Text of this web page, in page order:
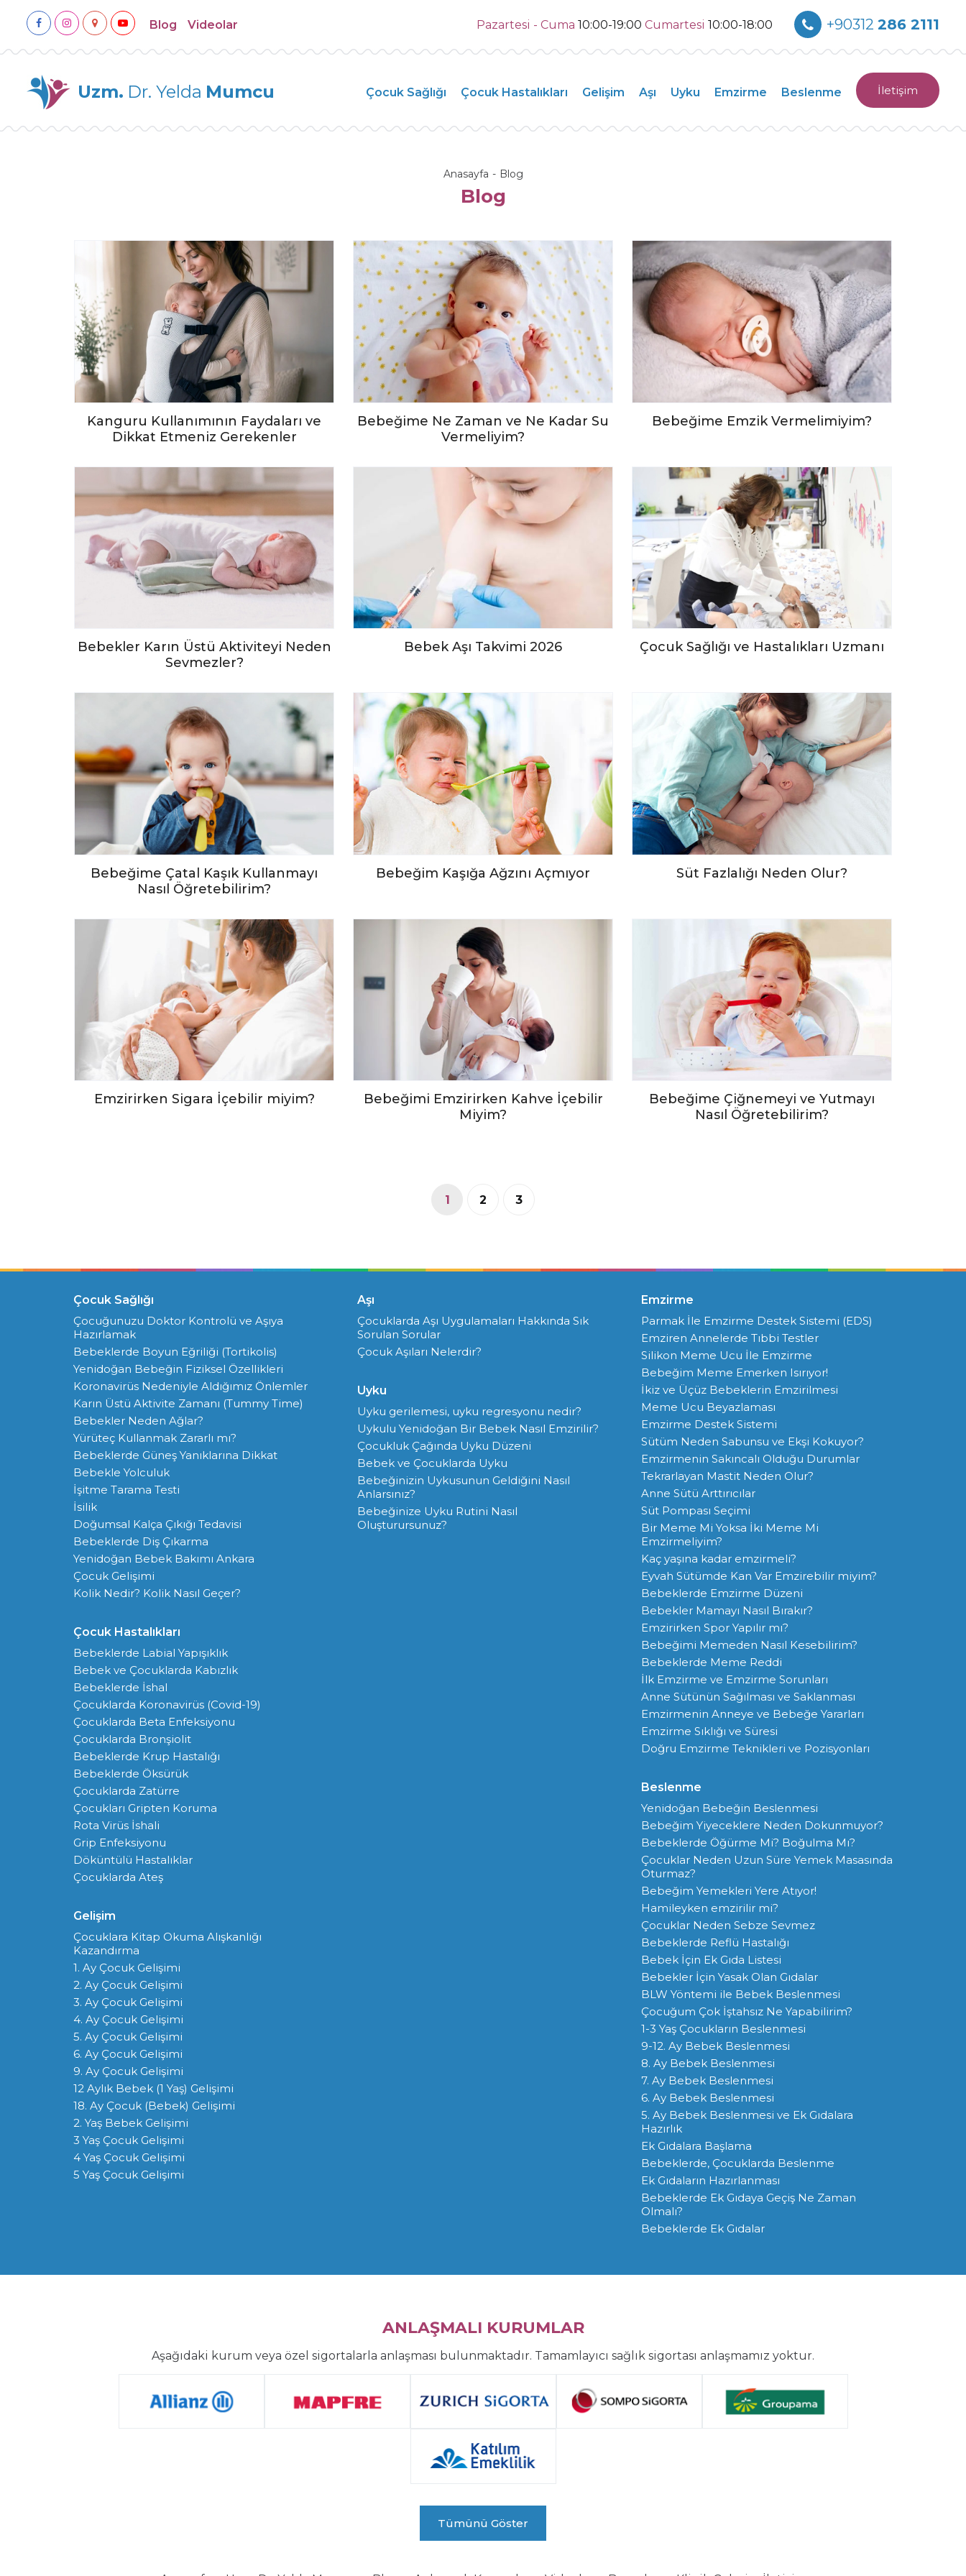
+90312 286 2111
Pazartesi - Cuma 10:00-19:00 Cumartesi 10:00-18:00
Blog Videolar
Uzm. Dr. Yelda Mumcu İletişim
Çocuk Sağlığı Çocuk Hastalıkları Gelişim Aşı Uyku Emzirme Beslenme
Anasayfa Blog
Blog
Kanguru Kullanımının Faydaları ve
Dikkat Etmeniz Gerekenler
Bebeğime Ne Zaman ve Ne Kadar Su
Vermeliyim?
Bebeğime Emzik Vermelimiyim?
Bebekler Karın Üstü Aktiviteyi Neden
Sevmezler?
Bebek Aşı Takvimi 2026 Çocuk Sağlığı ve Hastalıkları Uzmanı
Bebeğime Çatal Kaşık Kullanmayı
Nasıl Öğretebilirim?
Bebeğim Kaşığa Ağzını Açmıyor Süt Fazlalığı Neden Olur?
Emzirirken Sigara İçebilir miyim?
Bebeğimi Emzirirken Kahve İçebilir
Miyim?
Bebeğime Çiğnemeyi ve Yutmayı
Nasıl Öğretebilirim?
1 2 3
Çocuk Sağlığı
Çocuğunuzu Doktor Kontrolü ve Aşıya
Hazırlamak
Bebeklerde Boyun Eğriliği (Tortikolis)
Yenidoğan Bebeğin Fiziksel Özellikleri
Koronavirüs Nedeniyle Aldığımız Önlemler
Karın Üstü Aktivite Zamanı (Tummy Time)
Bebekler Neden Ağlar?
Yürüteç Kullanmak Zararlı mı?
Bebeklerde Güneş Yanıklarına Dikkat
Bebekle Yolculuk
İşitme Tarama Testi
İsilik
Doğumsal Kalça Çıkığı Tedavisi
Bebeklerde Diş Çıkarma
Yenidoğan Bebek Bakımı Ankara
Çocuk Gelişimi
Kolik Nedir? Kolik Nasıl Geçer?
Çocuk Hastalıkları
Bebeklerde Labial Yapışıklık
Bebek ve Çocuklarda Kabızlık
Bebeklerde İshal
Çocuklarda Koronavirüs (Covid-19)
Çocuklarda Beta Enfeksiyonu
Çocuklarda Bronşiolit
Bebeklerde Krup Hastalığı
Bebeklerde Öksürük
Çocuklarda Zatürre
Çocukları Gripten Koruma
Rota Virüs İshali
Grip Enfeksiyonu
Döküntülü Hastalıklar
Çocuklarda Ateş
Gelişim
Çocuklara Kitap Okuma Alışkanlığı
Kazandırma
1. Ay Çocuk Gelişimi
2. Ay Çocuk Gelişimi
3. Ay Çocuk Gelişimi
4. Ay Çocuk Gelişimi
5. Ay Çocuk Gelişimi
6. Ay Çocuk Gelişimi
9. Ay Çocuk Gelişimi
12 Aylık Bebek (1 Yaş) Gelişimi
18. Ay Çocuk (Bebek) Gelişimi
2. Yaş Bebek Gelişimi
3 Yaş Çocuk Gelişimi
4 Yaş Çocuk Gelişimi
5 Yaş Çocuk Gelişimi
Aşı
Çocuklarda Aşı Uygulamaları Hakkında Sık
Sorulan Sorular
Çocuk Aşıları Nelerdir?
Uyku
Uyku gerilemesi, uyku regresyonu nedir?
Uykulu Yenidoğan Bir Bebek Nasıl Emzirilir?
Çocukluk Çağında Uyku Düzeni
Bebek ve Çocuklarda Uyku
Bebeğinizin Uykusunun Geldiğini Nasıl
Anlarsınız?
Bebeğinize Uyku Rutini Nasıl
Oluşturursunuz?
Emzirme
Parmak İle Emzirme Destek Sistemi (EDS)
Emziren Annelerde Tıbbi Testler
Silikon Meme Ucu İle Emzirme
Bebeğim Meme Emerken Isırıyor!
İkiz ve Üçüz Bebeklerin Emzirilmesi
Meme Ucu Beyazlaması
Emzirme Destek Sistemi
Sütüm Neden Sabunsu ve Ekşi Kokuyor?
Emzirmenin Sakıncalı Olduğu Durumlar
Tekrarlayan Mastit Neden Olur?
Anne Sütü Arttırıcılar
Süt Pompası Seçimi
Bir Meme Mi Yoksa İki Meme Mi
Emzirmeliyim?
Kaç yaşına kadar emzirmeli?
Eyvah Sütümde Kan Var Emzirebilir miyim?
Bebeklerde Emzirme Düzeni
Bebekler Mamayı Nasıl Bırakır?
Emzirirken Spor Yapılır mı?
Bebeğimi Memeden Nasıl Kesebilirim?
Bebeklerde Meme Reddi
İlk Emzirme ve Emzirme Sorunları
Anne Sütünün Sağılması ve Saklanması
Emzirmenin Anneye ve Bebeğe Yararları
Emzirme Sıklığı ve Süresi
Doğru Emzirme Teknikleri ve Pozisyonları
Beslenme
Yenidoğan Bebeğin Beslenmesi
Bebeğim Yiyeceklere Neden Dokunmuyor?
Bebeklerde Öğürme Mi? Boğulma Mı?
Çocuklar Neden Uzun Süre Yemek Masasında
Oturmaz?
Bebeğim Yemekleri Yere Atıyor!
Hamileyken emzirilir mi?
Çocuklar Neden Sebze Sevmez
Bebeklerde Reflü Hastalığı
Bebek İçin Ek Gıda Listesi
Bebekler İçin Yasak Olan Gıdalar
BLW Yöntemi ile Bebek Beslenmesi
Çocuğum Çok İştahsız Ne Yapabilirim?
1-3 Yaş Çocukların Beslenmesi
9-12. Ay Bebek Beslenmesi
8. Ay Bebek Beslenmesi
7. Ay Bebek Beslenmesi
6. Ay Bebek Beslenmesi
5. Ay Bebek Beslenmesi ve Ek Gıdalara
Hazırlık
Ek Gıdalara Başlama
Bebeklerde, Çocuklarda Beslenme
Ek Gıdaların Hazırlanması
Bebeklerde Ek Gıdaya Geçiş Ne Zaman
Olmalı?
Bebeklerde Ek Gıdalar
ANLAŞMALI KURUMLAR
Aşağıdaki kurum veya özel sigortalarla anlaşması bulunmaktadır. Tamamlayıcı sağlık sigortası anlaşmamız yoktur.
Tümünü Göster